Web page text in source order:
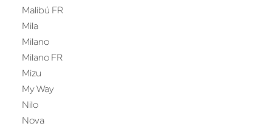
Malibú FR
Mila
Milano
Milano FR
Mizu
My Way
Nilo
Nova